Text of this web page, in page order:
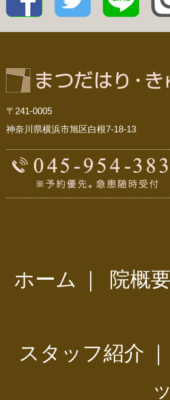
〒241-0005
神奈川県横浜市旭区白根7-18-13
ホーム ｜ 院概要
スタッフ紹介 ｜